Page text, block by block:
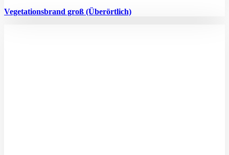
Vegetationsbrand groß (Überörtlich)